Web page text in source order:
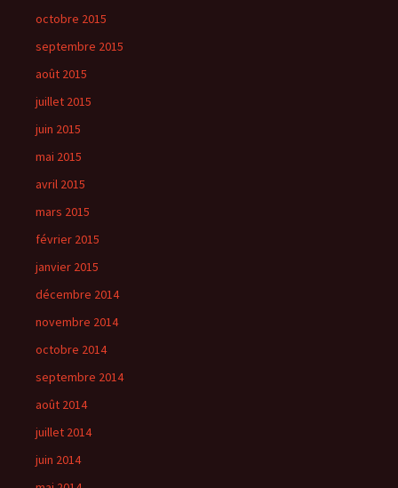
octobre 2015
septembre 2015
août 2015
juillet 2015
juin 2015
mai 2015
avril 2015
mars 2015
février 2015
janvier 2015
décembre 2014
novembre 2014
octobre 2014
septembre 2014
août 2014
juillet 2014
juin 2014